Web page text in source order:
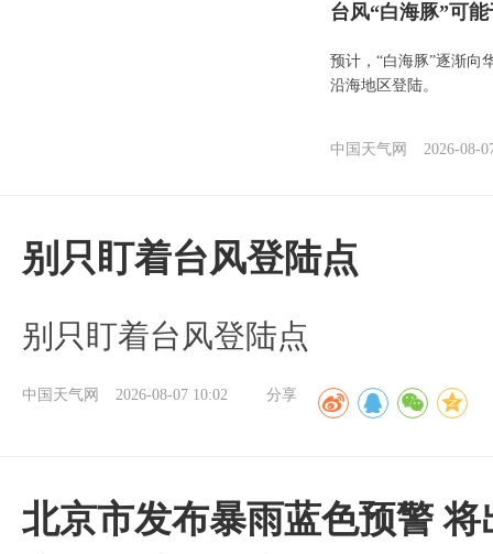
台风“白海豚”可
预计，“白海豚”逐渐向
沿海地区登陆。
中国天气网 2026-08-
别只盯着台风登陆点
别只盯着台风登陆点
中国天气网 2026-08-07 10:02 分享
北京市发布暴雨蓝色预警